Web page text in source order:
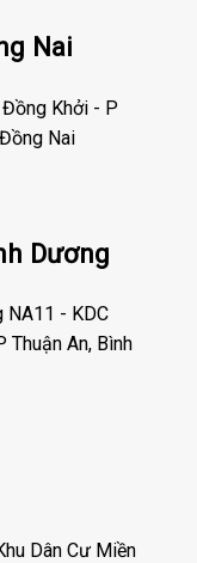
Nai
Khởi - P
Nai
Dương
NA11 - KDC
Thuận An, Bình
Dân Cư Miền